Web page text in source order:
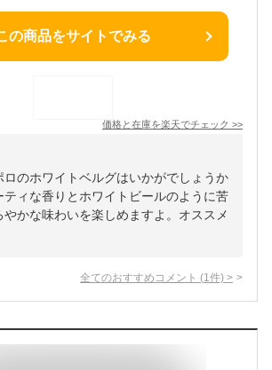
の商品をサイトでみる
価格と在庫を楽天でチェック >>
ロのホワイトベルグはいかがでしょうか
ティな香りとホワイトビールのように苦
かな味わいを楽しめますよ。オススメ
全てのおすすめコメント (1 件) >